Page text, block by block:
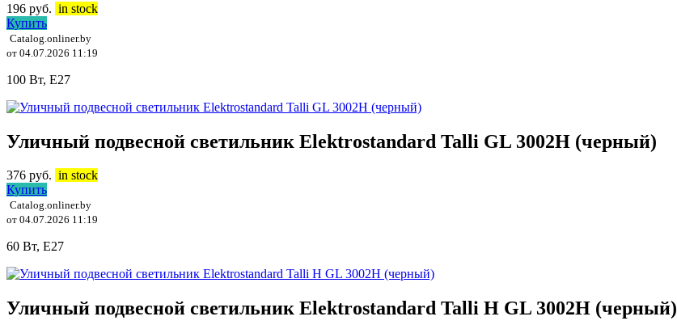
196 руб. in stock
Купить
Catalog.onliner.by
от 04.07.2026 11:19
100 Вт, E27
Уличный подвесной светильник Elektrostandard Talli GL 3002H (черный)
376 руб. in stock
Купить
Catalog.onliner.by
от 04.07.2026 11:19
60 Вт, E27
Уличный подвесной светильник Elektrostandard Talli H GL 3002H (черный)